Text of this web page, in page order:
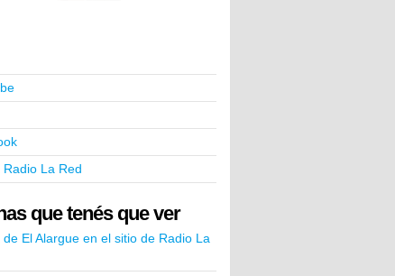
Radio La Red
que tenés que ver
de El Alargue en el sitio de Radio La